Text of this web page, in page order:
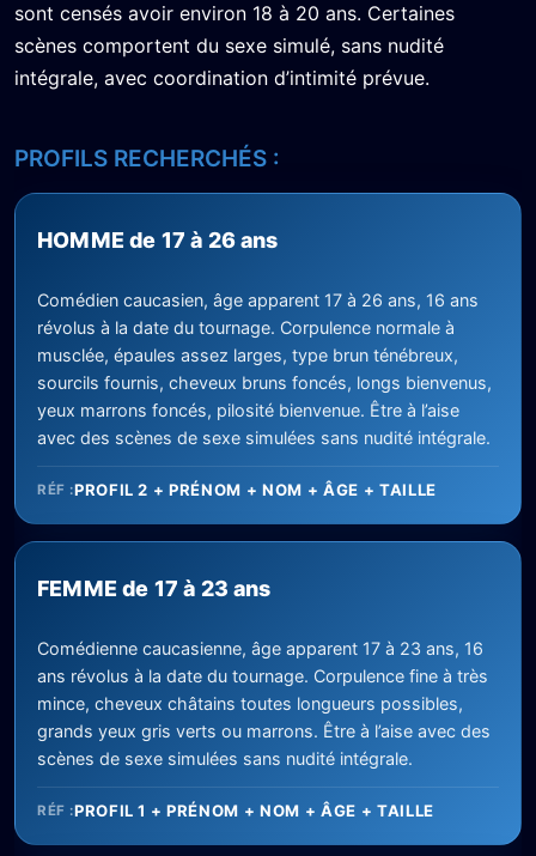
sont censés avoir environ 18 à 20 ans. Certaines
scènes comportent du sexe simulé, sans nudité
intégrale, avec coordination d’intimité prévue.
PROFILS RECHERCHÉS :
HOMME de 17 à 26 ans
Comédien caucasien, âge apparent 17 à 26 ans, 16 ans
révolus à la date du tournage. Corpulence normale à
musclée, épaules assez larges, type brun ténébreux,
sourcils fournis, cheveux bruns foncés, longs bienvenus,
yeux marrons foncés, pilosité bienvenue. Être à l’aise
avec des scènes de sexe simulées sans nudité intégrale.
RÉF :PROFIL 2 + PRÉNOM + NOM + ÂGE + TAILLE
FEMME de 17 à 23 ans
Comédienne caucasienne, âge apparent 17 à 23 ans, 16
ans révolus à la date du tournage. Corpulence fine à très
mince, cheveux châtains toutes longueurs possibles,
grands yeux gris verts ou marrons. Être à l’aise avec des
scènes de sexe simulées sans nudité intégrale.
RÉF :PROFIL 1 + PRÉNOM + NOM + ÂGE + TAILLE